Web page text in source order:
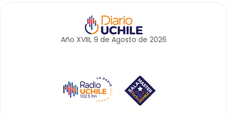
Año XVIII, 9 de Agosto de 2026